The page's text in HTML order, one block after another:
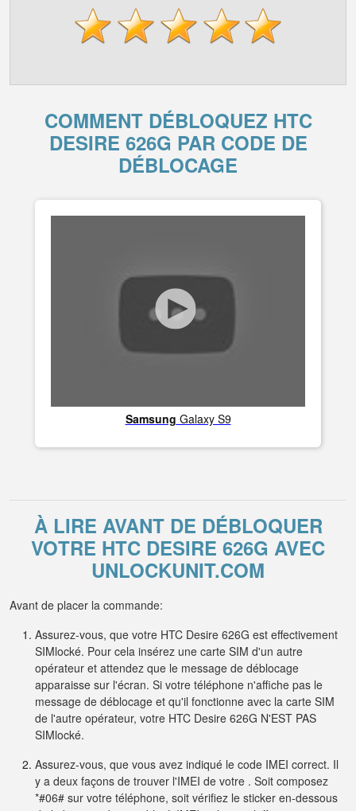
COMMENT DÉBLOQUEZ HTC
DESIRE 626G PAR CODE DE
DÉBLOCAGE
Samsung Galaxy S9
À LIRE AVANT DE DÉBLOQUER
VOTRE HTC DESIRE 626G AVEC
UNLOCKUNIT.COM
Avant de placer la commande:
Assurez-vous, que votre HTC Desire 626G est effectivement
SIMlocké. Pour cela insérez une carte SIM d'un autre
opérateur et attendez que le message de déblocage
apparaisse sur l'écran. Si votre téléphone n'affiche pas le
message de déblocage et qu'il fonctionne avec la carte SIM
de l'autre opérateur, votre HTC Desire 626G N'EST PAS
SIMlocké.
Assurez-vous, que vous avez indiqué le code IMEI correct. Il
y a deux façons de trouver l'IMEI de votre . Soit composez
*#06# sur votre téléphone, soit vérifiez le sticker en-dessous